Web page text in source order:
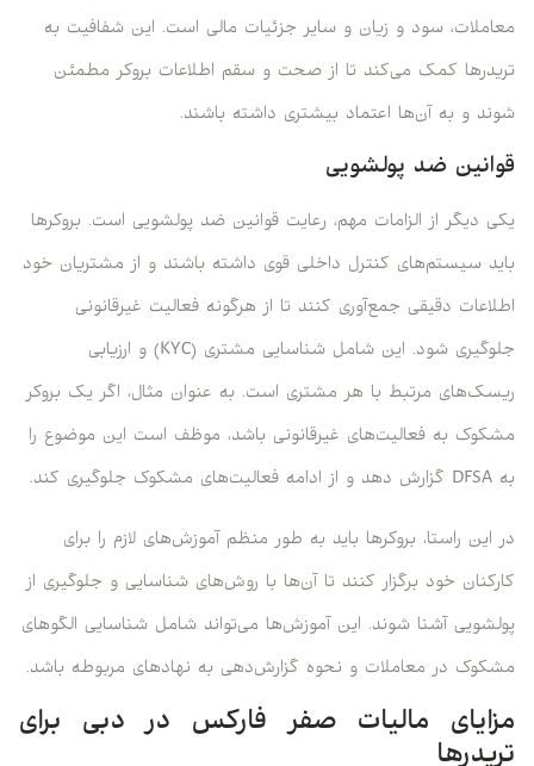
معاملات، سود و زیان و سایر جزئیات مالی است. این شفافیت به
تریدرها کمک می‌کند تا از صحت و سقم اطلاعات بروکر مطمئن
شوند و به آن‌ها اعتماد بیشتری داشته باشند.
قوانین ضد پولشویی
یکی دیگر از الزامات مهم، رعایت قوانین ضد پولشویی است. بروکرها
باید سیستم‌های کنترل داخلی قوی داشته باشند و از مشتریان خود
اطلاعات دقیقی جمع‌آوری کنند تا از هرگونه فعالیت غیرقانونی
جلوگیری شود. این شامل شناسایی مشتری (KYC) و ارزیابی
ریسک‌های مرتبط با هر مشتری است. به عنوان مثال، اگر یک بروکر
مشکوک به فعالیت‌های غیرقانونی باشد، موظف است این موضوع را
به DFSA گزارش دهد و از ادامه فعالیت‌های مشکوک جلوگیری کند.
در این راستا، بروکرها باید به طور منظم آموزش‌های لازم را برای
کارکنان خود برگزار کنند تا آن‌ها با روش‌های شناسایی و جلوگیری از
پولشویی آشنا شوند. این آموزش‌ها می‌تواند شامل شناسایی الگوهای
مشکوک در معاملات و نحوه گزارش‌دهی به نهادهای مربوطه باشد.
مزایای مالیات صفر فارکس در دبی برای
تریدرها